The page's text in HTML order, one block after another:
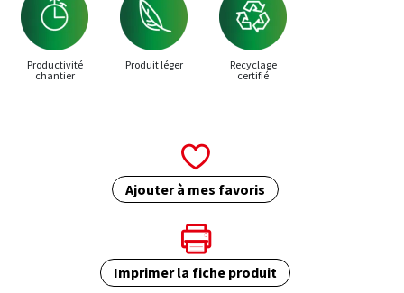
Productivité
chantier
Produit léger
Recyclage
certifié
Ajouter à mes favoris
Imprimer la fiche produit